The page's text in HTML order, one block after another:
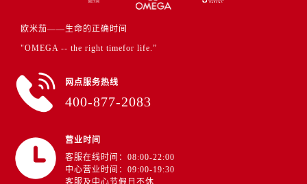
欧米茄——生命的正确时间
"OMEGA -- the right timefor life.”
网点服务热线
400-877-2083
营业时间
客服在线时间：08:00-22:00
中心营业时间：09:00-19:30
客服及中心节假日不休